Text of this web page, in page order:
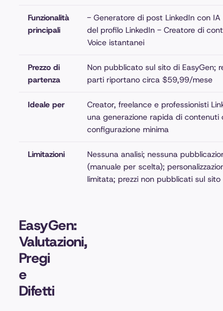
Funzionalità
principali
- Generatore di post LinkedIn con
del profilo LinkedIn - Creatore di
Voice istantanei
Prezzo di
partenza
Non pubblicato sul sito di EasyGen;
parti riportano circa $59,99/mese
Ideale per
Creator, freelance e professionisti
una generazione rapida di contenuti
configurazione minima
Limitazioni
Nessuna analisi; nessuna
(manuale per scelta);
limitata; prezzi non pubblicati sul sito
EasyGen:
Valutazioni,
Pregi
e
Difetti